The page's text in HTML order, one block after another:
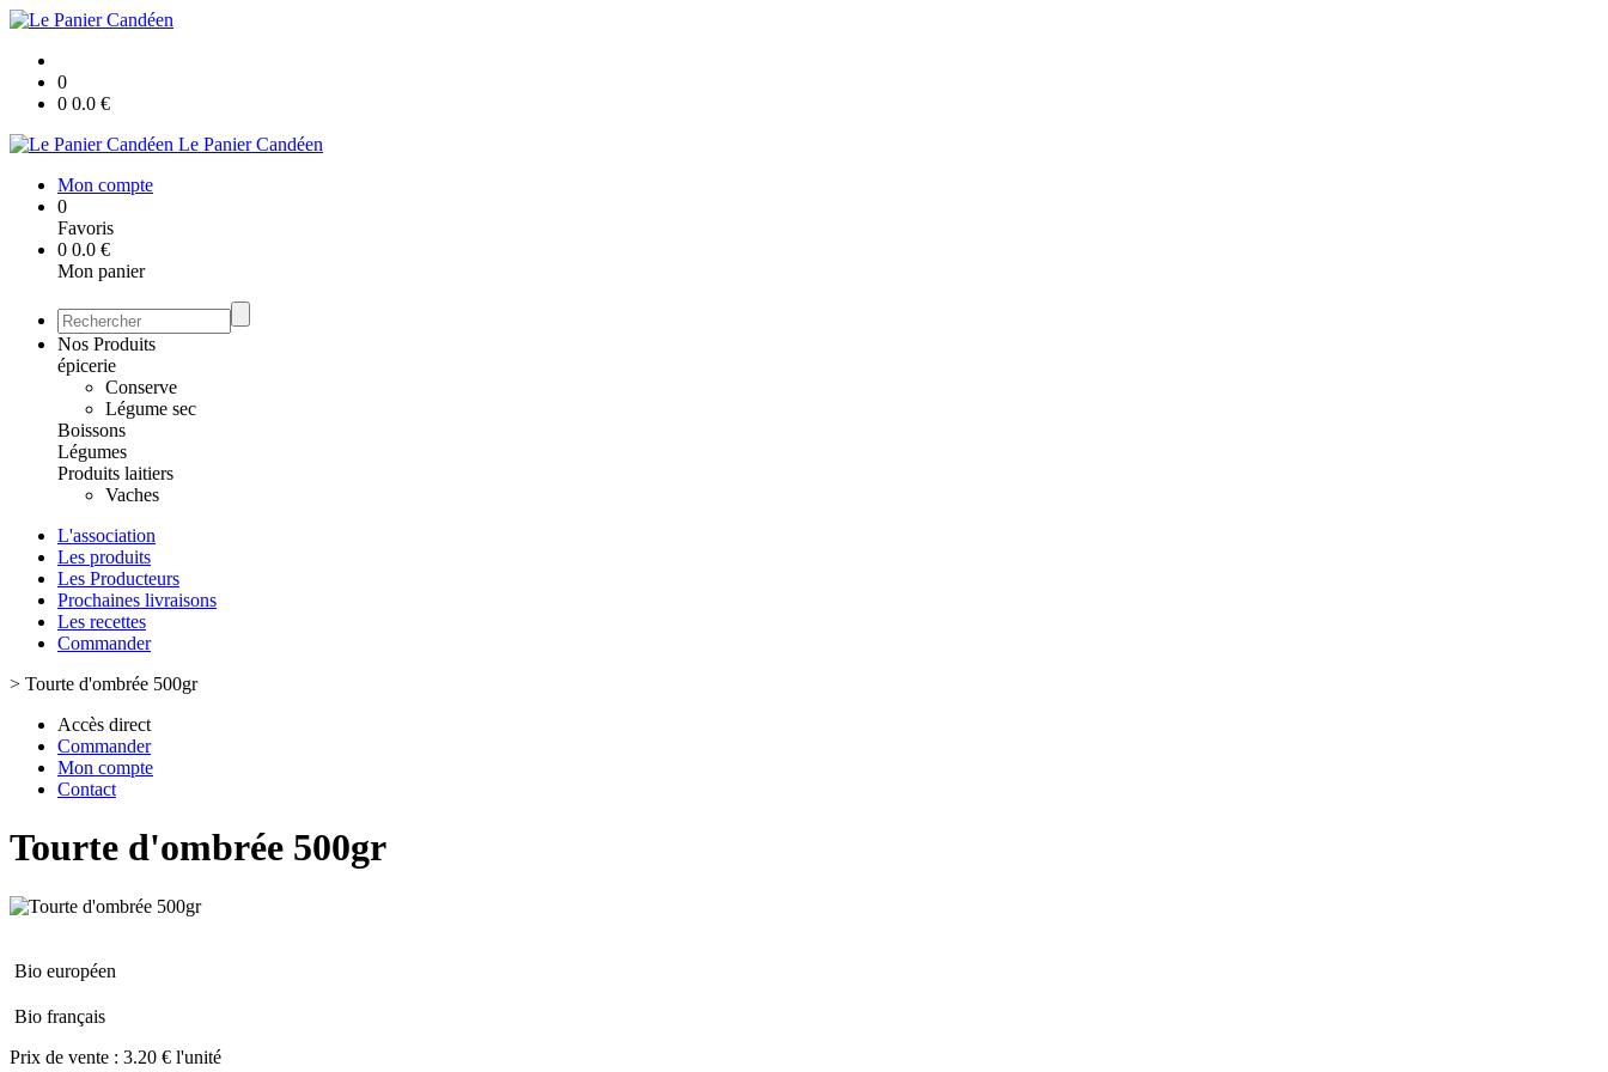
0
0 0.0 €
Le Panier Candéen
Mon compte
0
Favoris
0 0.0 €
Mon panier
Nos Produits
épicerie
Conserve
Légume sec
Boissons
Légumes
Produits laitiers
Vaches
L'association
Les produits
Les Producteurs
Prochaines livraisons
Les recettes
Commander
> Tourte d'ombrée 500gr
Accès direct
Commander
Mon compte
Contact
Tourte d'ombrée 500gr
Bio européen
Bio français
Prix de vente : 3.20 € l'unité